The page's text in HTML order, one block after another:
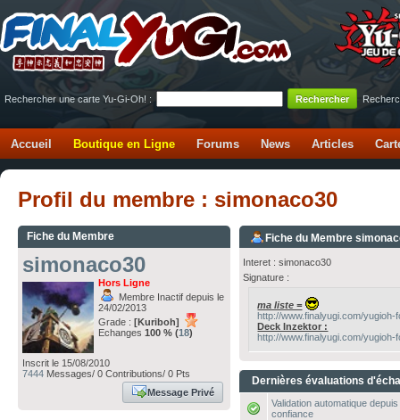
Rechercher une carte Yu-Gi-Oh! :
Accueil Boutique en Ligne Forums News Articles
Profil du membre : simonaco30
Fiche du Membre
simonaco30
Hors Ligne
Membre Inactif depuis le
24/02/2013
Grade : [Kuriboh]
Echanges 100 % (18)
Inscrit le 15/08/2010
7444 Messages/ 0 Contributions/ 0 Pts
Message Privé
Fiche du Membre
Interet : simonaco30
Signature :
ma liste =
http://www.finalyugi.com/
Deck Inzektor :
http://www.finalyugi.com/
Dernières évaluations
Validation automatique
confiance